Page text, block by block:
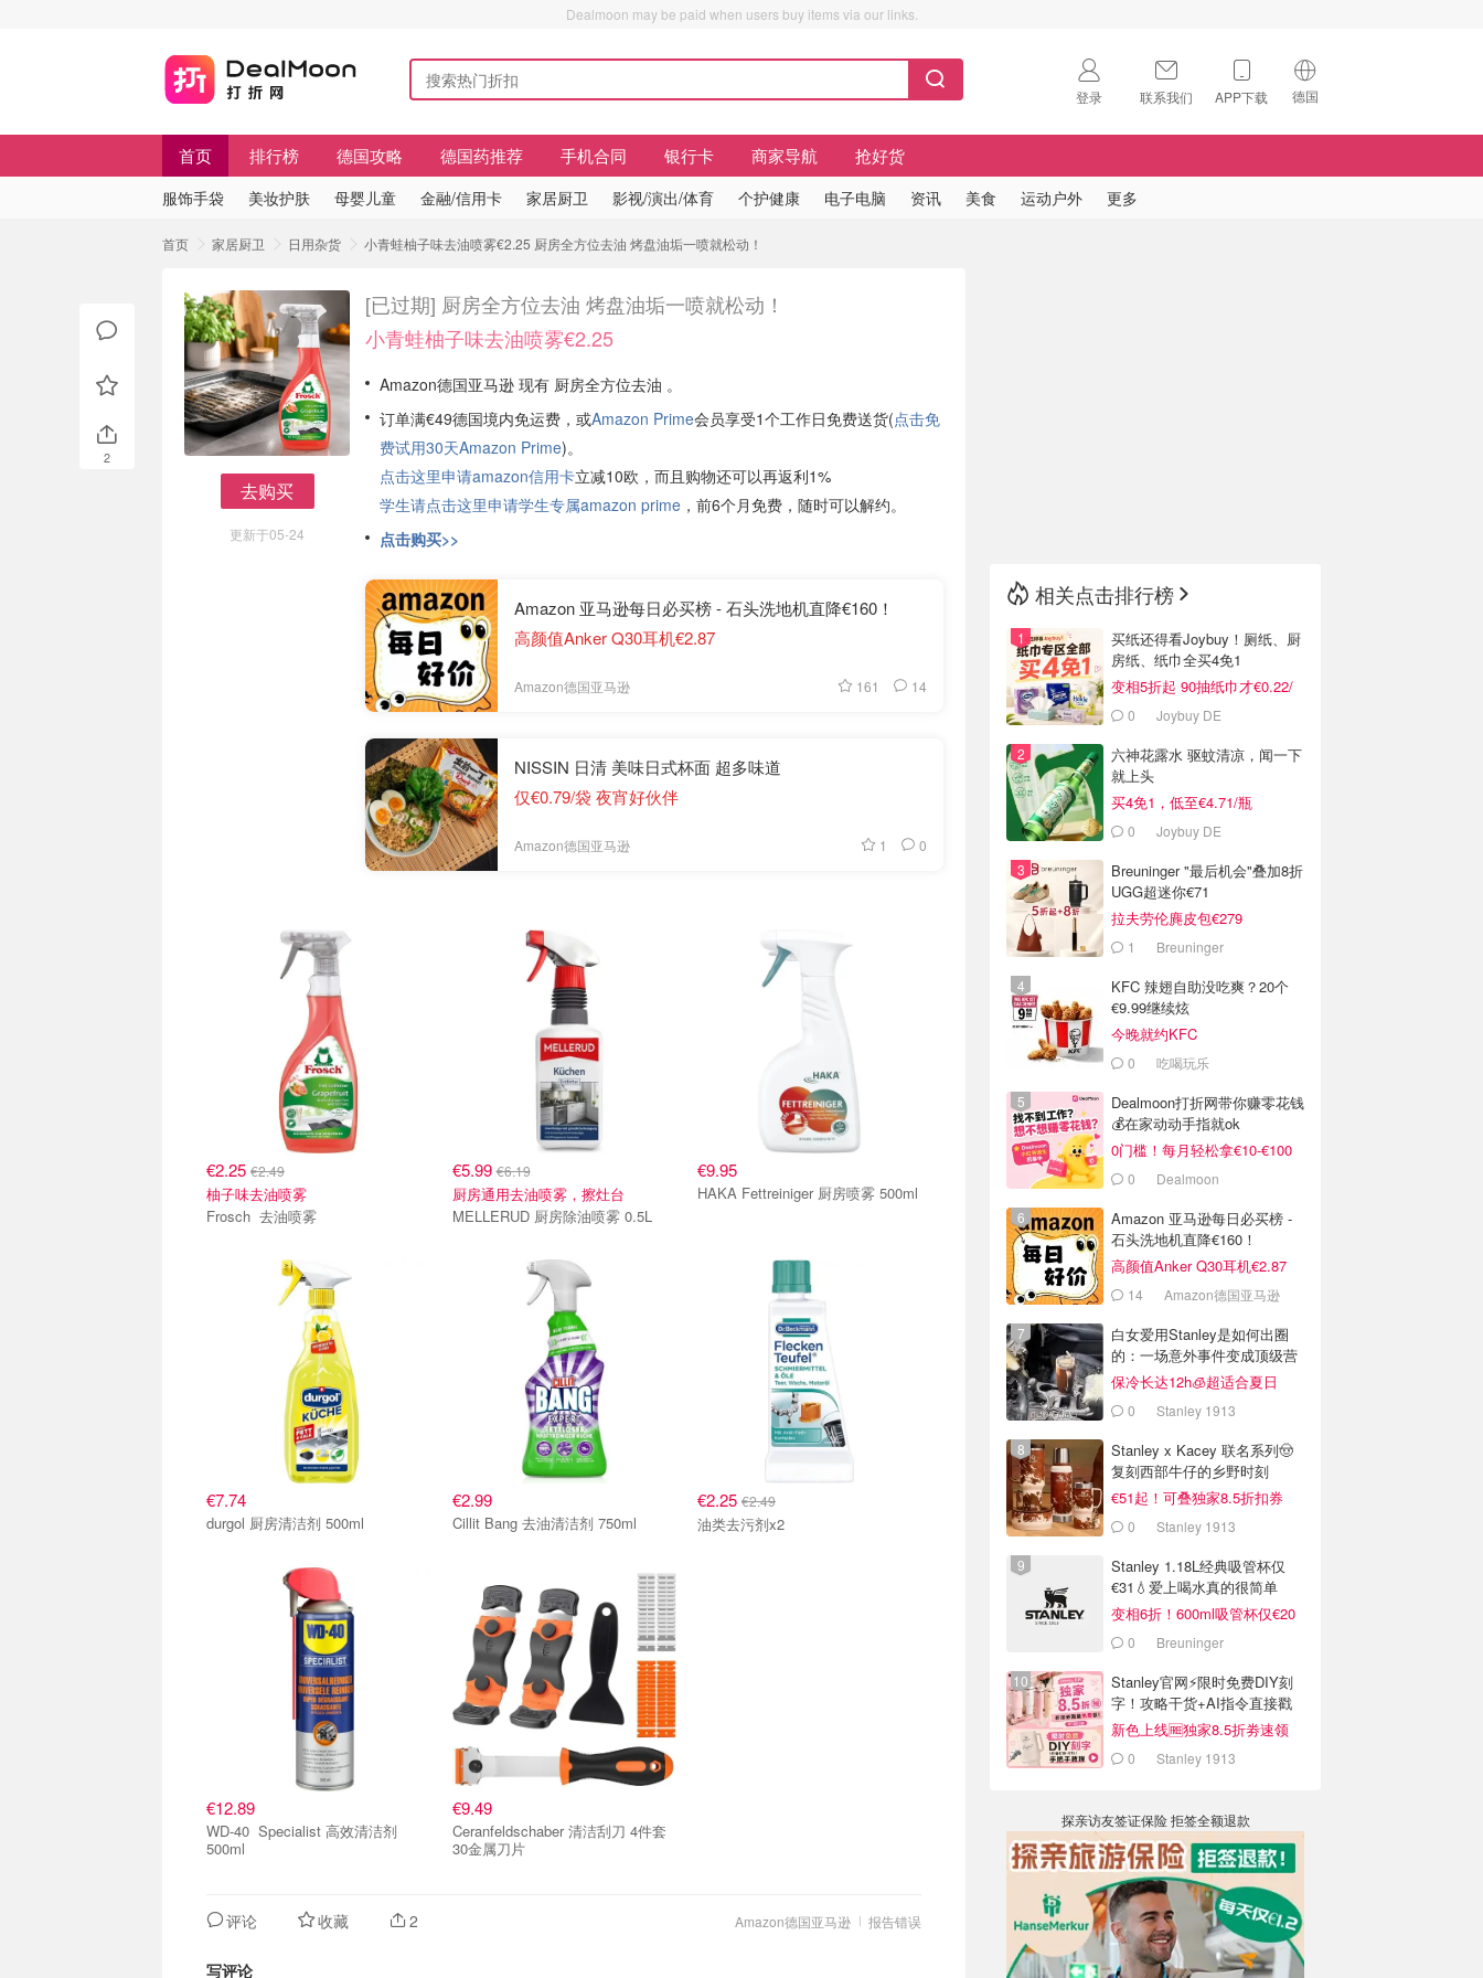
Dealmoon may be paid when users buy items via our links.
登录 联系我们 APP下载 德国
🇺🇸
首页 排行榜 德国攻略 德国药推荐 手机合同 银行卡 商家导航 抢好货
服饰手袋 美妆护肤 母婴儿童 金融/信用卡 家居厨卫 影视/演出/体育 个护健康 电子电脑 资讯 美食 运动户外 更多
首页 家居厨卫 日用杂货 小青蛙柚子味去油喷雾€2.25 厨房全方位去油 烤盘油垢一喷就松动！
去购买
更新于05-24
[已过期] 厨房全方位去油 烤盘油垢一喷就松动！
小青蛙柚子味去油喷雾€2.25
Amazon德国亚马逊 现有 厨房全方位去油 。
订单满€49德国境内免运费，或Amazon Prime会员享受1个工作日免费送货(点击免
费试用30天Amazon Prime)。
点击这里申请amazon信用卡立减10欧，而且购物还可以再返利1%
学生请点击这里申请学生专属amazon prime ，前6个月免费，随时可以解约。
点击购买>>
Amazon 亚马逊每日必买榜 - 石头洗地机直降€160！
高颜值Anker Q30耳机€2.87
Amazon德国亚马逊 161 14
NISSIN 日清 美味日式杯面 超多味道
仅€0.79/袋 夜宵好伙伴
Amazon德国亚马逊 1 0
€2.25 €2.49
柚子味去油喷雾
Frosch 去油喷雾
€5.99€6.19
厨房通用去油喷雾，擦灶台
MELLERUD 厨房除油喷雾 0.5L
€9.95
HAKA Fettreiniger 厨房喷雾 500ml
€7.74
durgol 厨房清洁剂 500ml
€2.99
Cillit Bang 去油清洁剂 750ml
€2.25 €2.49
油类去污剂x2
€12.89
WD-40 Specialist 高效清洁剂
500ml
€9.49
Ceranfeldschaber 清洁刮刀 4件套
30金属刀片
报告错误
Amazon德国亚马逊
评论 收藏 2
写评论
2
相关点击排行榜
买纸还得看Joybuy！厕纸、厨
房纸、纸巾全买4免1
变相5折起 90抽纸巾才€0.22/
包 0 Joybuy DE
六神花露水 驱蚊清凉，闻一下
就上头
买4免1，低至€4.71/瓶
0 Joybuy DE
Breuninger "最后机会"叠加8折
UGG超迷你€71
拉夫劳伦麂皮包€279
1 Breuninger
KFC 辣翅自助没吃爽？20个
€9.99继续炫
今晚就约KFC
0 吃喝玩乐
Dealmoon打折网带你赚零花钱
💰在家动动手指就ok
0门槛！每月轻松拿€10-€100
0 Dealmoon
Amazon 亚马逊每日必买榜 -
石头洗地机直降€160！
高颜值Anker Q30耳机€2.87
14 Amazon德国亚马逊
白女爱用Stanley是如何出圈
的：一场意外事件变成顶级营
销案例
保冷长达12h🧊超适合夏日
0 Stanley 1913
Stanley x Kacey 联名系列🤠
复刻西部牛仔的乡野时刻
€51起！可叠独家8.5折扣券
0 Stanley 1913
Stanley 1.18L经典吸管杯仅
€31💧爱上喝水真的很简单
变相6折！600ml吸管杯仅€20
0 Breuninger
Stanley官网⚡️限时免费DIY刻
字！攻略干货+AI指令直接戳
新色上线🆓独家8.5折劵速领
0 Stanley 1913
探亲访友签证保险 拒签全额退款